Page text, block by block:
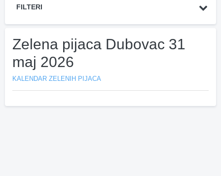
FILTERI
Zelena pijaca Dubovac 31
maj 2026
KALENDAR ZELENIH PIJACA